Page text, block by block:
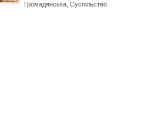
Громадянська ,Суспільство